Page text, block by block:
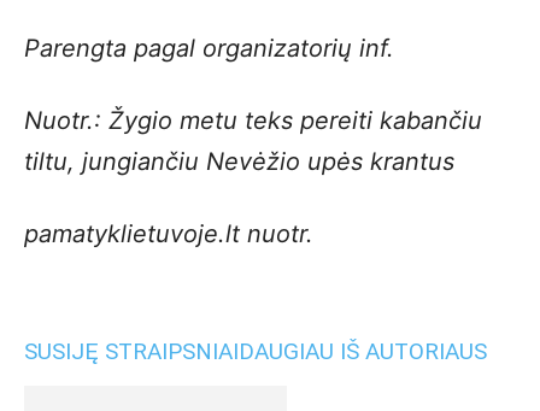
Parengta pagal organizatorių inf.
Nuotr.: Žygio metu teks pereiti kabančiu
tiltu, jungiančiu Nevėžio upės krantus
pamatyklietuvoje.lt nuotr.
SUSIJĘ STRAIPSNIAIDAUGIAU IŠ AUTORIAUS